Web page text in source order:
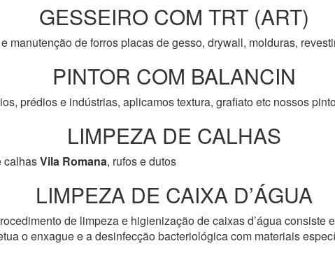
GESSEIRO COM TRT (ART)
manutenção de forros placas de gesso, drywall, molduras,
PINTOR COM BALANCIN
prédios e indústrias, aplicamos textura, grafiato etc nossos
LIMPEZA DE CALHAS
calhasVila Romana, rufos e dutos
LIMPEZA DE CAIXA D’ÁGUA
de limpeza e higienização de caixas d’água consiste
o enxague e a desinfecção bacteriológica com materiais